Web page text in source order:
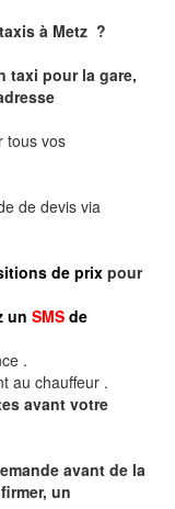
à Metz ?
taxi pour la gare,
tous vos
de devis via
de prixpour
un SMS de
.
au chauffeur .
avant votre
avant de la
un